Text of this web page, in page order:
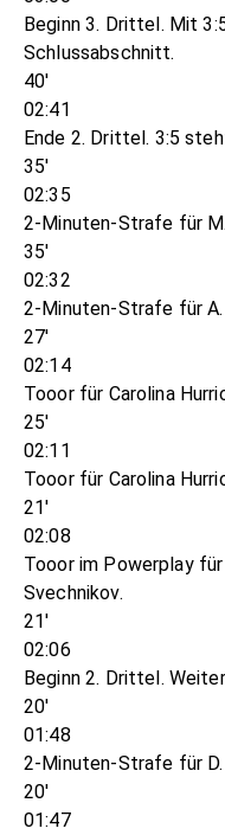
Beginn 3. Drittel. Mit
Schlussabschnitt.
40'
02:41
Ende 2. Drittel. 3:5
35'
02:35
2-Minuten-Strafe für
35'
02:32
2-Minuten-Strafe für A.
27'
02:14
Tooor für Carolina
25'
02:11
Tooor für Carolina
21'
02:08
Tooor im Powerplay für
Svechnikov.
21'
02:06
Beginn 2. Drittel.
20'
01:48
2-Minuten-Strafe für
20'
01:47